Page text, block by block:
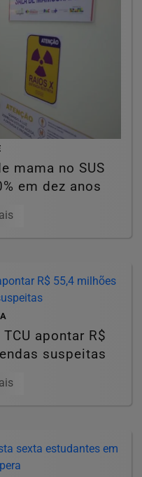
mama no SUS
em dez anos
apontar R$
suspeitas